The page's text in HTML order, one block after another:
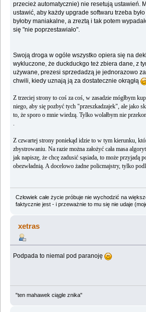
przecież automatycznie) nie resetują ustawień.
ustawić, aby każdy upgrade softwaru trzeba
byłoby maniakalne, a zreztą i tak potem
się "nie poprzestawiało".
Swoją droga w ogóle wszystko opiera się na
wykluczone, że duckduckgo też zbiera dane, z
używane, prezesi sprzedadzą je jednorazowo
chwili, kiedy uznają ją za dostatecznie okrągłą
Z trzeciej strony to coś za coś, w zasadzie mógłbym
niego, aby się pozbyć tych "przeszkadzajek", ale jako
to, że sporo o mnie wiedzą. Tylko wolałbym nie
.
Z czwartej strony poniekąd idzie to w tym kierunku,
zbystrowaniu. Na razie można założyć cała masa
jak napiszę, że chcę zadusić sąsiada, to może przyjadą
obezwładnią. A docelowo żadne policmajstry, tylko
Człowiek całe życie próbuje nie wychodzić na
faktycznie jest - i przeważnie to mu się nie udaje
xetras
Podpada to niemal pod paranoję
"ten mahawek ciągle znika"